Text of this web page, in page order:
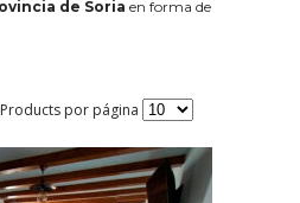
de Soria en forma de
por página